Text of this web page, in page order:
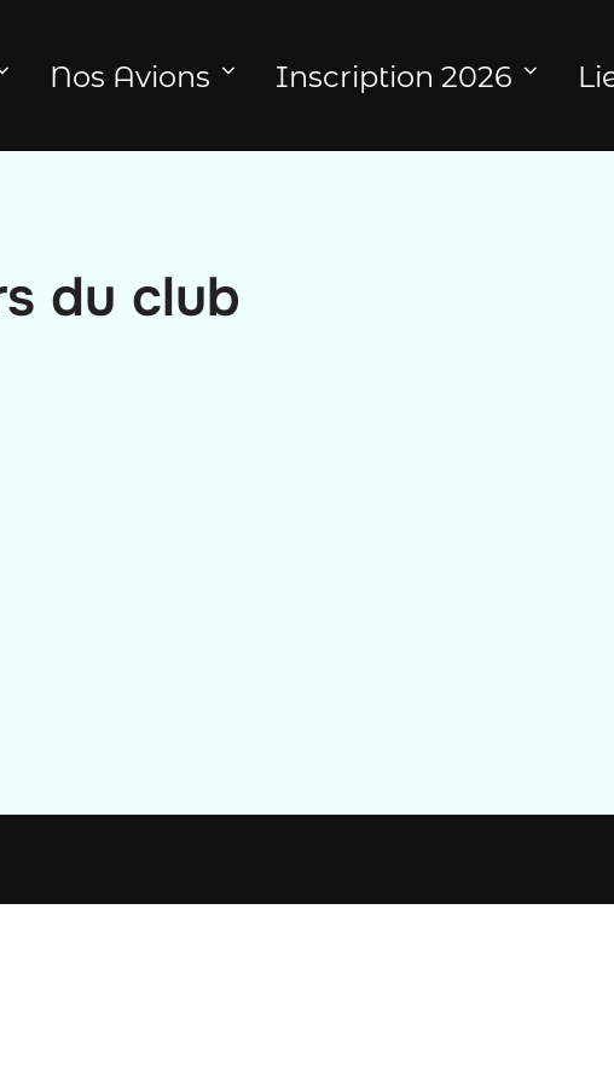
Nos Avions Inscription 2026
du club